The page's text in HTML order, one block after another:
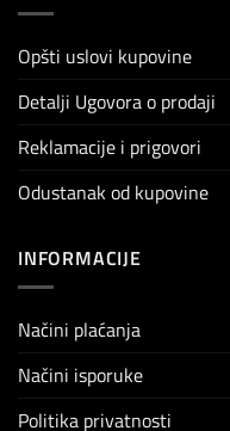
Opšti uslovi kupovine
Detalji Ugovora o prodaji
Reklamacije i prigovori
Odustanak od kupovine
INFORMACIJE
Načini plaćanja
Načini isporuke
Politika privatnosti